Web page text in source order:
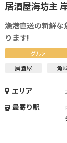
居酒屋海坊主
漁港直送の新鮮な
ります!
グルメ
居酒屋 魚
エリア
最寄り駅